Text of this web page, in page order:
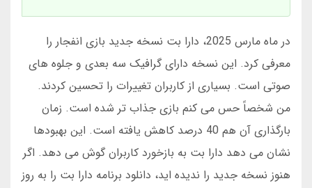
در ماه مارس 2025، دارا بت نسخه جدید بازی انفجار را
معرفی کرد. این نسخه دارای گرافیک سه بعدی و جلوه های
صوتی است. بسیاری از کاربران تغییرات را تحسین کردند.
من شخصاً حس می کنم بازی جذاب تر شده است. زمان
بارگذاری آن هم 40 درصد کاهش یافته است. این بهبودها
نشان می دهد دارا بت به بازخورد کاربران گوش می دهد. اگر
هنوز نسخه جدید را ندیده اید، دانلود برنامه دارا بت را به روز